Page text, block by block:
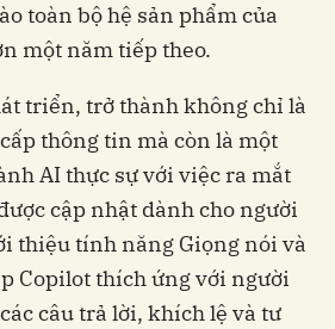
toàn bộ hệ sản phẩm của
một năm tiếp theo.
triển, trở thành không chỉ là
thông tin mà còn là một
AI thực sự với việc ra mắt
cập nhật dành cho người
thiệu tính năng Giọng nói và
Copilot thích ứng với người
câu trả lời, khích lệ và tư